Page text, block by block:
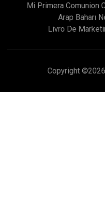
Mi Primera Comunion
Arap Baharı
Livro De
Copyright ©